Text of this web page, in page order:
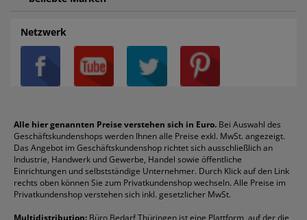
AGB
Datenschutz
Privatsphäre-Einstellungen
Über uns
Reklamation / Retouren
Vertrag widerrufen (Privatkunden)
Rabatte & Aktionen
Batterien
Bleistifte
Blöcke
Boardmarker
Briefumschläge
Druckerpatronen
Etiketten
Fineliner
Folienschreiber
Formulare
Heftstreifen
Kaffee
Klebeband
Klemmmappen
Kopierpapier
Korrekturmittel
Kugelschreiber
Mappen
Ordner
Radiergummis
Schnellhefter
Sichthüllen
Taschenrechner
Textmarker
Tintenroller
Tintenpatronen
Toilettenpapier
Toner
Alco
Avery/Zweckform
Canon
Durable
DYMO
Edding
Esselte
Faber-Castell
Fellowes
Leitz
Läufer
Melitta
Pentel
Pelikan
Pilot
Pritt
Schneider
Stabilo
Netzwerk
Alle hier genannten Preise verstehen sich in Euro. Bei Auswahl des
Geschäftskundenshops werden Ihnen alle Preise exkl. MwSt. angezeigt.
Das Angebot im Geschäftskundenshop richtet sich ausschließlich an
Industrie, Handwerk und Gewerbe, Handel sowie öffentliche
Einrichtungen und selbstständige Unternehmer. Durch Klick auf den Link
rechts oben können Sie zum Privatkundenshop wechseln. Alle Preise im
Privatkundenshop verstehen sich inkl. gesetzlicher MwSt.
Multidistribution: Büro Bedarf Thüringen ist eine Plattform, auf der die